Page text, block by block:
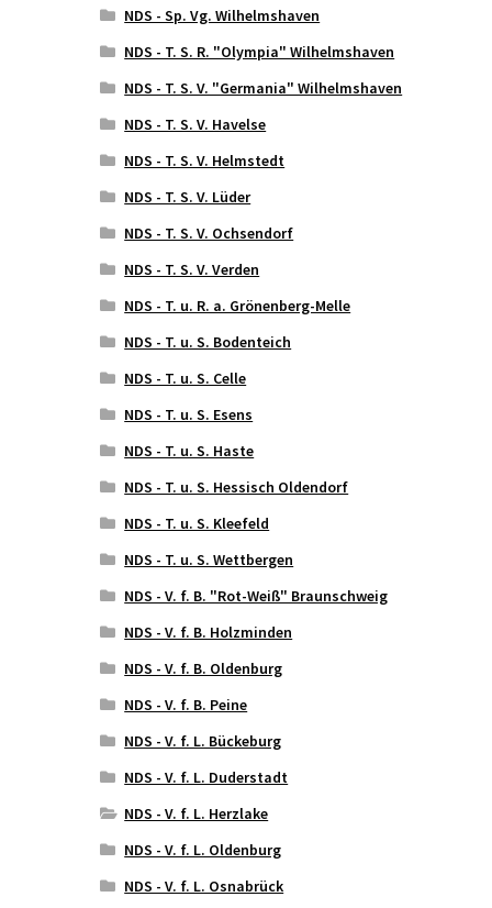
NDS - Sp. Vg. Wilhelmshaven
NDS - T. S. R. "Olympia" Wilhelmshaven
NDS - T. S. V. "Germania" Wilhelmshaven
NDS - T. S. V. Havelse
NDS - T. S. V. Helmstedt
NDS - T. S. V. Lüder
NDS - T. S. V. Ochsendorf
NDS - T. S. V. Verden
NDS - T. u. R. a. Grönenberg-Melle
NDS - T. u. S. Bodenteich
NDS - T. u. S. Celle
NDS - T. u. S. Esens
NDS - T. u. S. Haste
NDS - T. u. S. Hessisch Oldendorf
NDS - T. u. S. Kleefeld
NDS - T. u. S. Wettbergen
NDS - V. f. B. "Rot-Weiß" Braunschweig
NDS - V. f. B. Holzminden
NDS - V. f. B. Oldenburg
NDS - V. f. B. Peine
NDS - V. f. L. Bückeburg
NDS - V. f. L. Duderstadt
NDS - V. f. L. Herzlake
NDS - V. f. L. Oldenburg
NDS - V. f. L. Osnabrück